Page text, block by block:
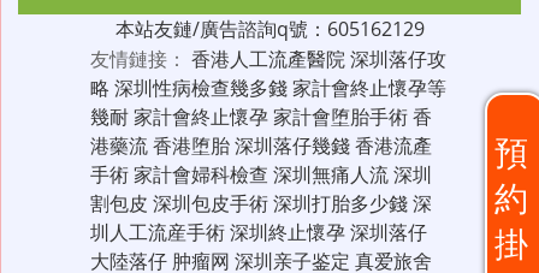
預
約
掛
本站友鏈/廣告諮詢q號：605162129
友情鏈接： 香港人工流產醫院深圳落仔攻
略 深圳性病檢查幾多錢家計會終止懷孕等
幾耐家計會終止懷孕家計會堕胎手術香
港藥流香港堕胎深圳落仔幾錢香港流產
手術家計會婦科檢查 深圳無痛人流深圳
割包皮 深圳包皮手術深圳打胎多少錢深
圳人工流産手術深圳終止懷孕深圳落仔
大陸落仔 肿瘤网 深圳亲子鉴定 真爱旅舍